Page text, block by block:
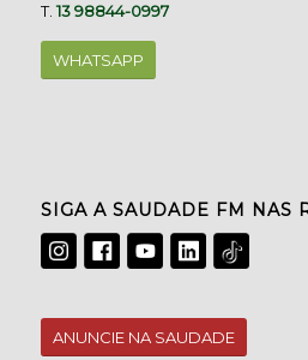
T.13 98844-0997
WHATSAPP
SIGA A SAUDADE FM NAS
ANUNCIE NA SAUDADE